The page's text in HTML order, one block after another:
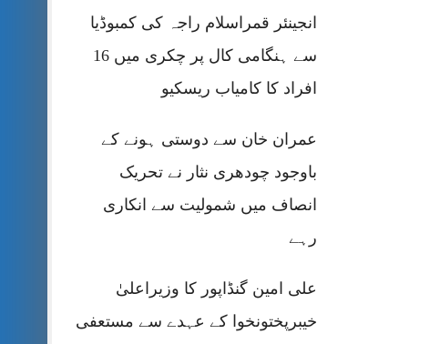
انجینئر قمراسلام راجہ کی کمبوڈیا
سے ہنگامی کال پر چکری میں 16
افراد کا کامیاب ریسکیو
عمران خان سے دوستی ہونے کے
باوجود چودھری نثار نے تحریک
انصاف میں شمولیت سے انکاری
رہے
علی امین گنڈاپور کا وزیراعلیٰ
خیبرپختونخوا کے عہدے سے مستعفی